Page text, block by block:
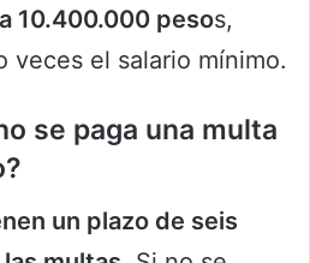
10.400.000 pesos,
veces el salario mínimo.
se paga una multa
un plazo de seis